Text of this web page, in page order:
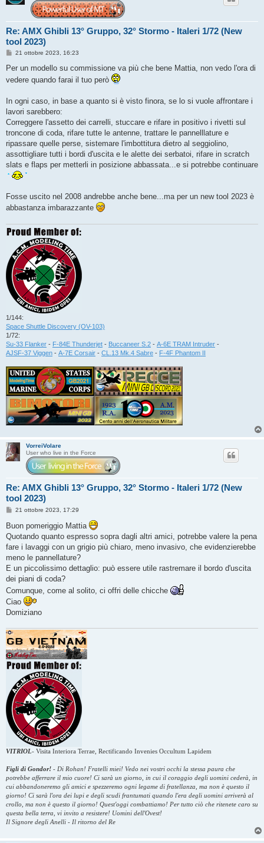
Re: AMX Ghibli 13° Gruppo, 32° Stormo - Italeri 1/72 (New
tool 2023)
M
s
a
o
21 ottobre 2023, 16:23
Per un modello su commissione va più che bene Mattia, non vedo l'ora di
vedere quando farai il tuo però
In ogni caso, in base a quanto si è visto finora, se lo si vuole affrontare i
lavori sarebbero:
Correggere l'assetto dei carrelli, stuccare e rifare in positivo i rivetti sul
troncone di coda, rifare tutte le antenne, trattare le pannelllature e
ripassare quelle perse, sistemare l'imbottitura dietro al seggiolino,
assottigliare tutti i bordi d'uscita e le alette dei serbatoi, rifare in scratch
slats e flaps per metterli in posizione abbassata...e si potrebbe continuare
Fosse uscito nel 2008 andrebbe anche bene...ma per un new tool 2023 è
abbastanza imbarazzante
1/144:
Space Shuttle Discovery (OV-103)
1/72:
Su-33 Flanker - F-84E Thunderjet - Buccaneer S.2 - A-6E TRAM Intruder -
AJSF-37 Viggen - A-7E Corsair - CL.13 Mk.4 Sabre - F-4F Phantom II
VorreiVolare
User who live in the Force
Re: AMX Ghibli 13° Gruppo, 32° Stormo - Italeri 1/72 (New
tool 2023)
M
s
s
a
g
g
i
o
21 ottobre 2023, 17:29
Buon pomeriggio Mattia
Quotando quanto espresso sopra dagli altri amici, potrebbe valere la pena
fare i lavaggi con un grigio più chiaro, meno invasivo, che evidenzierebbe
meno le pannellature?
E un piccolissimo dettaglio: può essere utile rastremare il bordo d'uscita
dei piani di coda?
Comunque, come al solito, ci offri delle chicche
Ciao
Domiziano
VITRIOL- Visita Interiora Terrae, Rectificando Invenies Occultum Lapidem
Figli di Gondor! - Di Rohan! Fratelli miei! Vedo nei vostri occhi la stessa paura che
potrebbe afferrare il mio cuore! Ci sarà un giorno, in cui il coraggio degli uomini cederà, in
cui abbandoneremo gli amici e spezzeremo ogni legame di fratellanza, ma non è questo il
giorno! Ci sarà l'ora dei lupi e degli scudi frantumati quando l'era degli uomini arriverà al
crollo, ma non è questo il giorno! Quest'oggi combattiamo! Per tutto ciò che ritenete caro su
questa bella terra, vi invito a resistere! Uomini dell'Ovest!
Il Signore degli Anelli - Il ritorno del Re